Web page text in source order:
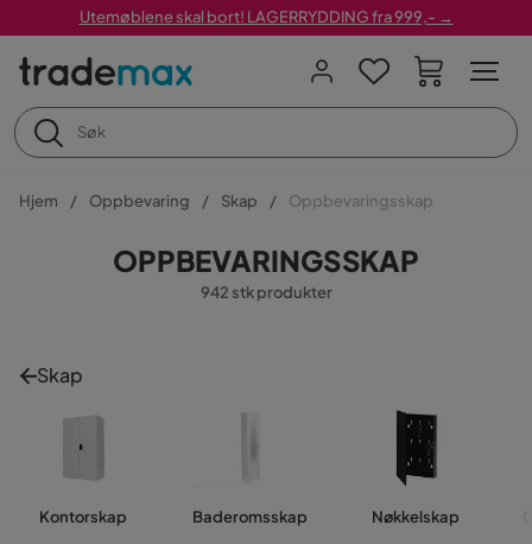
Utemøblene skal bort! LAGERRYDDING fra 999,- →
Hjem Oppbevaring Skap Oppbevaringsskap
OPPBEVARINGSSKAP
942 stk produkter
Skap
Kontorskap Baderomsskap Nøkkelskap